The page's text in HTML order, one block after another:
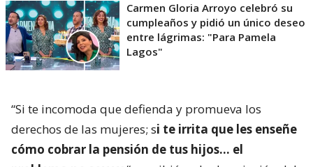
Carmen Gloria Arroyo celebró su
cumpleaños y pidió un único deseo
entre lágrimas: "Para Pamela
Lagos"
“Si te incomoda que defienda y promueva los
derechos de las mujeres; si te irrita que les enseñe
cómo cobrar la pensión de tus hijos… el